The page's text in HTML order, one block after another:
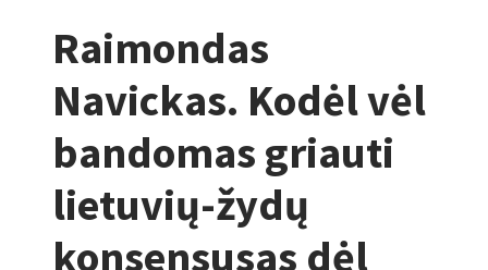
Raimondas
Navickas. Kodėl vėl
bandomas griauti
lietuvių-žydų
konsensusas dėl